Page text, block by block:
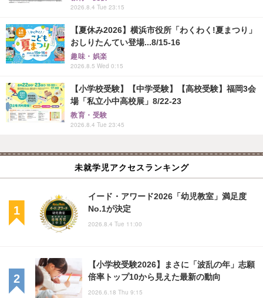
2026.8.4 Tue 23:15
【夏休み2026】横浜市役所「わくわく!夏まつり」
おしりたんてい登場...8/15-16
趣味・娯楽
2026.8.5 Wed 0:15
【小学校受験】【中学受験】【高校受験】福岡3会
場「私立小中高校展」8/22-23
教育・受験
2026.8.4 Tue 23:45
未就学児アクセスランキング
イード・アワード2026「幼児教室」満足度
No.1が決定
2026.8.4 Tue 11:00
【小学校受験2026】まさに「波乱の年」志願
倍率トップ10から見えた最新の動向
2026.6.18 Thu 9:15